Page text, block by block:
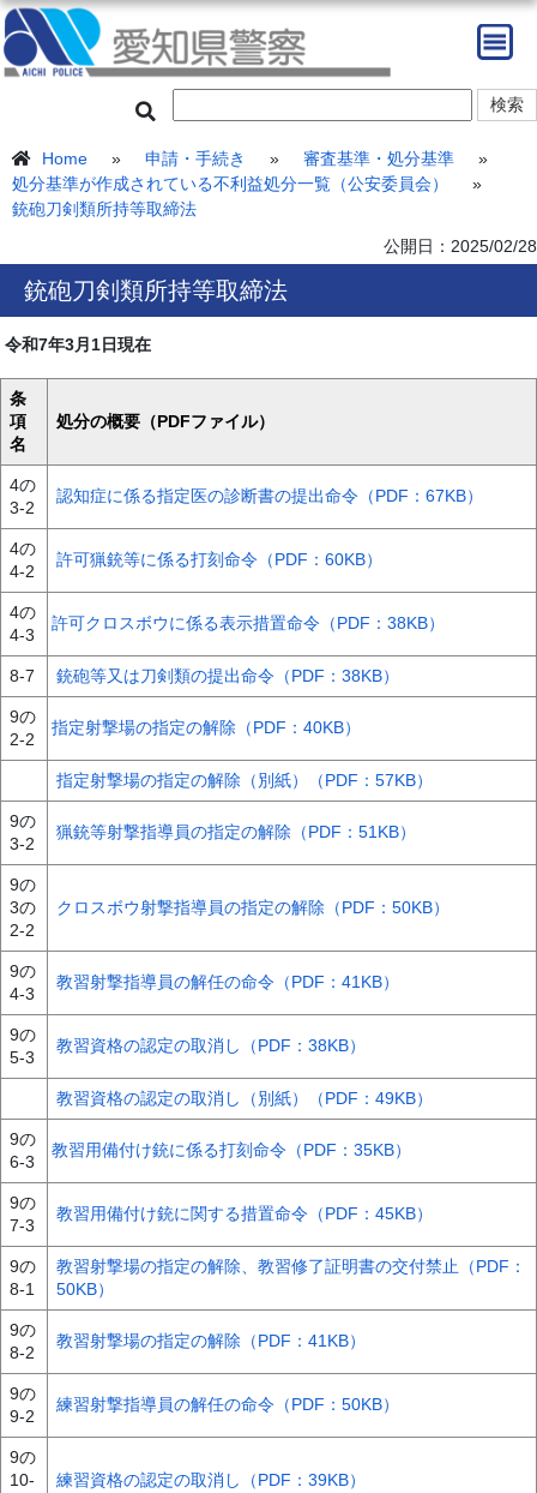
Home » 申請・手続き » 審査基準・処分基準
»
処分基準が作成されている不利益処分一覧（公安委員会）
»
銃砲刀剣類所持等取締法
公開日： 2025/02/28
銃砲刀剣類所持等取締法
令和7年3月1日現在
条
項
名
処分の概要（PDFファイル）
4の
3-2
認知症に係る指定医の診断書の提出命令（PDF：67KB）
4の
4-2
許可猟銃等に係る打刻命令（PDF：60KB）
4の
4-3
許可クロスボウに係る表示措置命令（PDF：38KB）
8-7 銃砲等又は刀剣類の提出命令（PDF：38KB）
9の
2-2
指定射撃場の指定の解除（PDF：40KB）
指定射撃場の指定の解除（別紙）（PDF：57KB）
9の
3-2
猟銃等射撃指導員の指定の解除（PDF：51KB）
9の
3の
2-2
クロスボウ射撃指導員の指定の解除（PDF：50KB）
9の
4-3
教習射撃指導員の解任の命令（PDF：41KB）
9の
5-3
教習資格の認定の取消し（PDF：38KB）
教習資格の認定の取消し（別紙）（PDF：49KB）
9の
6-3
教習用備付け銃に係る打刻命令（PDF：35KB）
9の
7-3
教習用備付け銃に関する措置命令（PDF：45KB）
9の
8-1
教習射撃場の指定の解除、教習修了証明書の交付禁止（PDF：
50KB）
9の
8-2
教習射撃場の指定の解除（PDF：41KB）
9の
9-2
練習射撃指導員の解任の命令（PDF：50KB）
9の
10-
練習資格の認定の取消し（PDF：39KB）